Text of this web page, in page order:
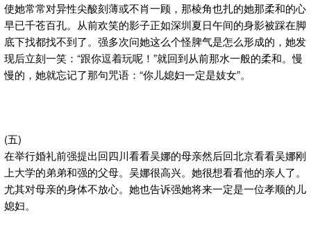
使她常常对异性尖酸刻薄或不肖一顾，那棱角也扎的她那柔和的心
早已千苍百孔。从前欢笑的影子正如深圳夏日午间的身影被踩在脚
底下找都找不到了。强多次问她这么个怪脾气是怎么形成的，她发
现后立刻一笑：“跟你逗着玩呢！”就回到从前那水一般的柔和。慢
慢的，她就忘记了那句咒语：“你儿媳妇一定是妓女”。
(五)
在举行婚礼前强提出回四川看看吴娜的母亲然后回北京看看吴娜刚
上大学的弟弟和强的父母。吴娜很高兴。她很想看看他的亲人了。
尤其对母亲的身体不放心。她也告诉强她将来一定是一位孝顺的儿
媳妇。